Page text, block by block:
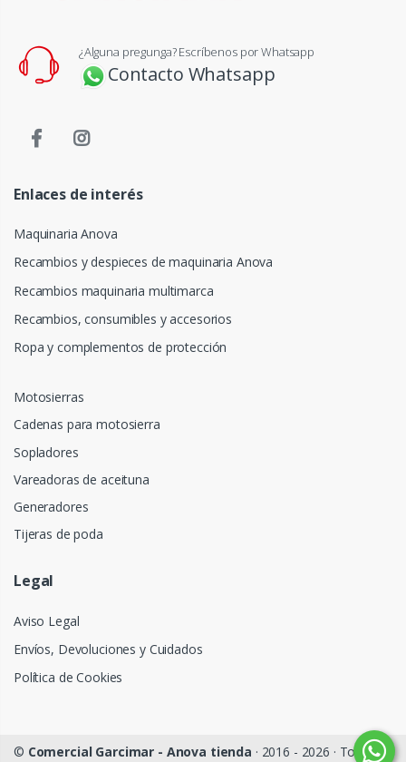
¿Alguna pregunga? Escríbenos por Whatsapp
Contacto Whatsapp
Enlaces de interés
Maquinaria Anova
Recambios y despieces de maquinaria Anova
Recambios maquinaria multimarca
Recambios, consumibles y accesorios
Ropa y complementos de protección
Motosierras
Cadenas para motosierra
Sopladores
Vareadoras de aceituna
Generadores
Tijeras de poda
Legal
Aviso Legal
Envíos, Devoluciones y Cuidados
Política de Cookies
© Comercial Garcimar - Anova tienda · 2016 - 2026 · Todos